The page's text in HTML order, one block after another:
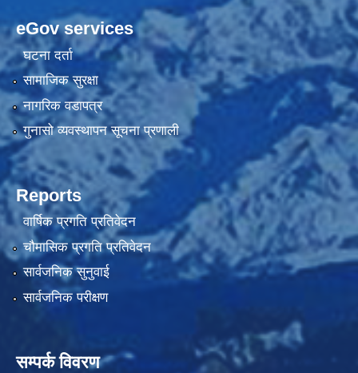
eGov services
घटना दर्ता
सामाजिक सुरक्षा
नागरिक वडापत्र
गुनासो व्यवस्थापन सूचना प्रणाली
Reports
वार्षिक प्रगति प्रतिवेदन
चौमासिक प्रगति प्रतिवेदन
सार्वजनिक सुनुवाई
सार्वजनिक परीक्षण
सम्पर्क विवरण